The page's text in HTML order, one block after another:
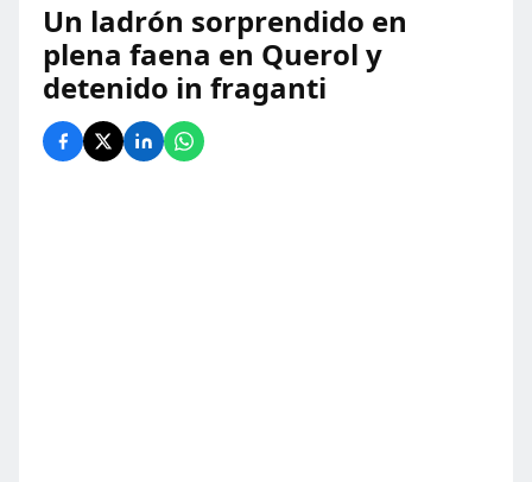
Un ladrón sorprendido en
plena faena en Querol y
detenido in fraganti